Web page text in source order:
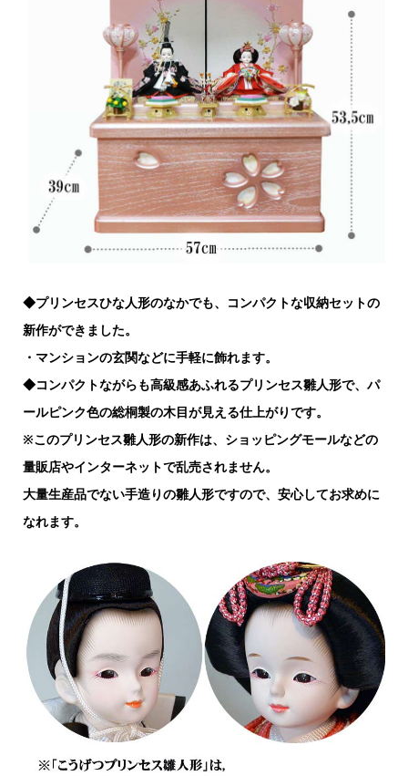
◆プリンセスひな人形のなかでも、コンパクトな収納セットの
新作ができました。
・マンションの玄関などに手軽に飾れます。
◆コンパクトながらも高級感あふれるプリンセス雛人形で、パ
ールピンク色の総桐製の木目が見える仕上がりです。
※このプリンセス雛人形の新作は、ショッピングモールなどの
量販店やインターネットで乱売されません。
大量生産品でない手造りの雛人形ですので、安心してお求めに
なれます。